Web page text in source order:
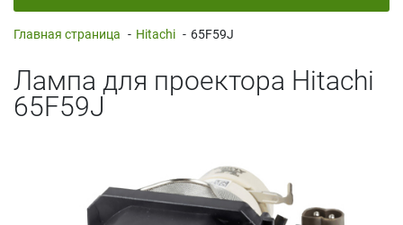
Главная страница - Hitachi - 65F59J
Лампа для проектора Hitachi
65F59J